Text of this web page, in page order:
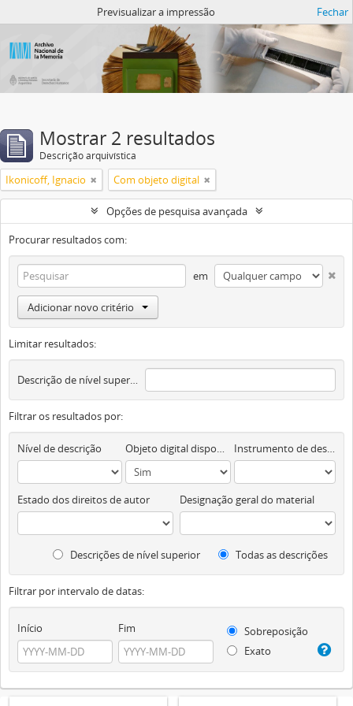
Previsualizar a impressão Fechar
Mostrar 2 resultados
Descrição arquivística
Ikonicoff, Ignacio Com objeto digital
Opções de pesquisa avançada
Procurar resultados com:
em
Adicionar novo critério
Limitar resultados:
Descrição de nível superior
Filtrar os resultados por:
Nível de descrição Objeto digital disponível Instrumento de descrição documental
Estado dos direitos de autor Designação geral do material
Descrições de nível superior Todas as descrições
Filtrar por intervalo de datas:
Início Fim
Sobreposição
Exato